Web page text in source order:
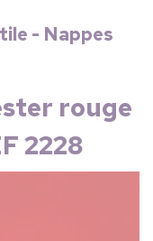
- Nappes
rouge
2228